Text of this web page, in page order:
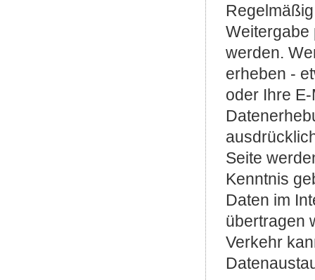
Weitergabe
werden.
erheben -
oder Ihre
Seite
Kenntnis
Daten im
übertragen
Verkehr